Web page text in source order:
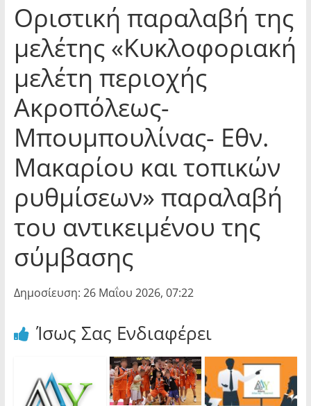
Οριστική παραλαβή της
μελέτης «Κυκλοφοριακή
μελέτη περιοχής
Ακροπόλεως-
Μπουμπουλίνας- Εθν.
Μακαρίου και τοπικών
ρυθμίσεων» παραλαβή
του αντικειμένου της
σύμβασης
Δημοσίευση: 26 Μαΐου 2026, 07:22
Ίσως Σας Ενδιαφέρει